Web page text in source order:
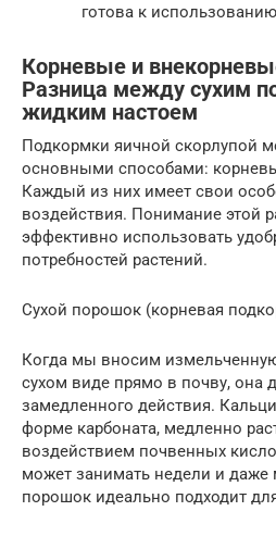
готова к
Корневые и
Разница между сухим
жидким настоем
Подкормки яичной скорлупой
основными способами:
Каждый из них имеет свои
воздействия. Понимание этой
эффективно использовать
потребностей растений.
Сухой порошок (корневая
Когда мы вносим
сухом виде прямо в почву, она
замедленного действия.
форме карбоната, медленно
воздействием почвенных
может занимать недели и даже
порошок идеально подходит